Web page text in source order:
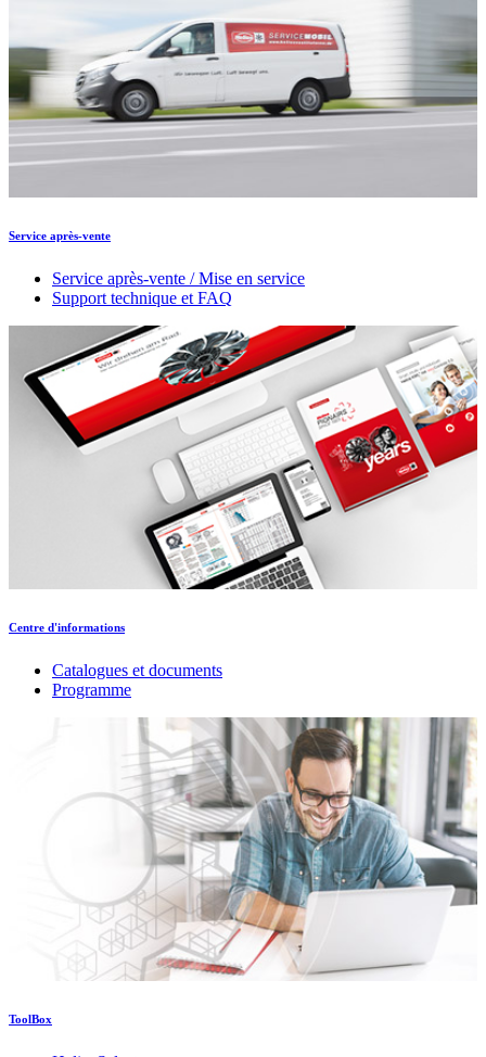
Service après-vente
Service après-vente / Mise en service
Support technique et FAQ
Centre d'informations
Catalogues et documents
Programme
ToolBox